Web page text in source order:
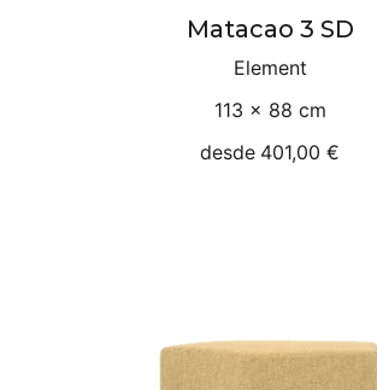
Matacao 3 SD
Element
113 × 88 cm
desde 401,00 €